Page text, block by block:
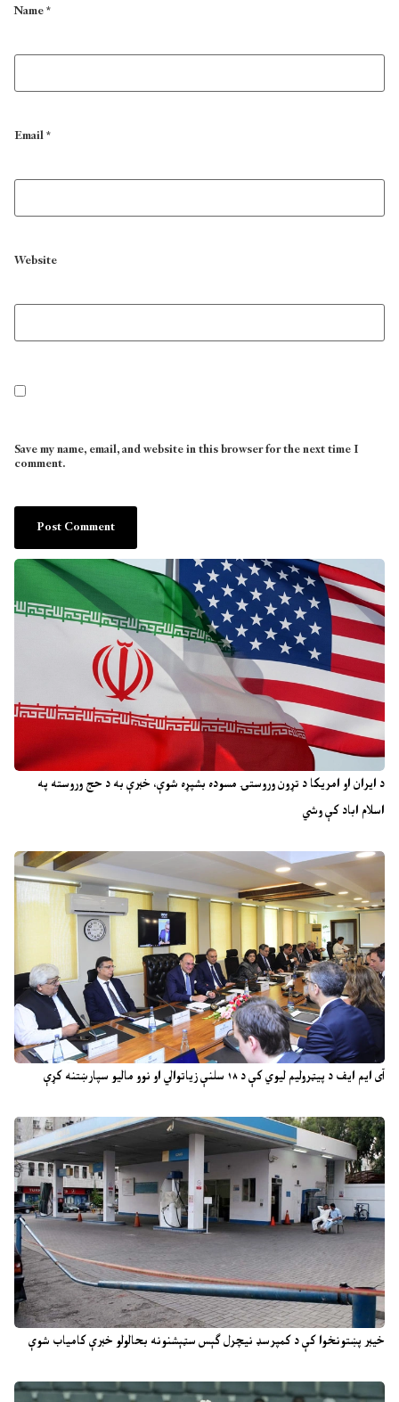
د ایران او امریکا د تړون وروستۍ مسوده بشپړه شوې، خبرې به د حج وروسته په
اسلام اباد کې وشي
آی ایم ایف د پیټرولیم لیوي کې د ۱۸ سلنې زیاتوالي او نوو مالیو سپارښتنه کړې
خیبر پښتونخوا کې د کمپرسډ نیچرل ګېس سټېشنونه بحالولو خبرې کامیاب شوې
Name*
Email*
Website
Save my name, email, and website in this browser for the next time I
comment.